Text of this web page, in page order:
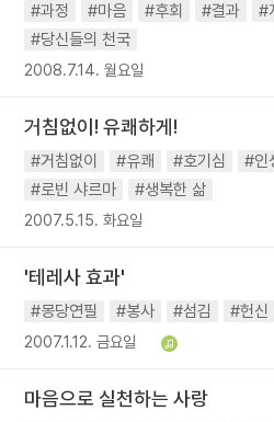
#과정 #마음 #후회 #결과 #
#당신들의 천국
2008.7.14. 월요일
거침없이! 유쾌하게!
#거침없이 #유쾌 #호기심 #인
#로빈 샤르마
#생복한 삶
2007.5.15. 화요일
'테레사 효과'
#몽당연필 #봉사 #섬김 #헌신
2007.1.12. 금요일
마음으로 실천하는 사랑